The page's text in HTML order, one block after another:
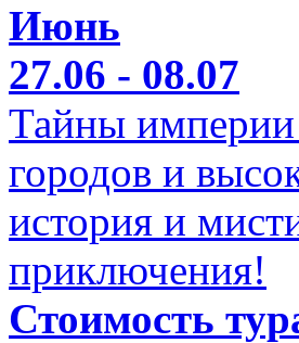
Июнь
27.06 - 08.07
Тайны империи
городов и
история и
приключения!
Стоимость